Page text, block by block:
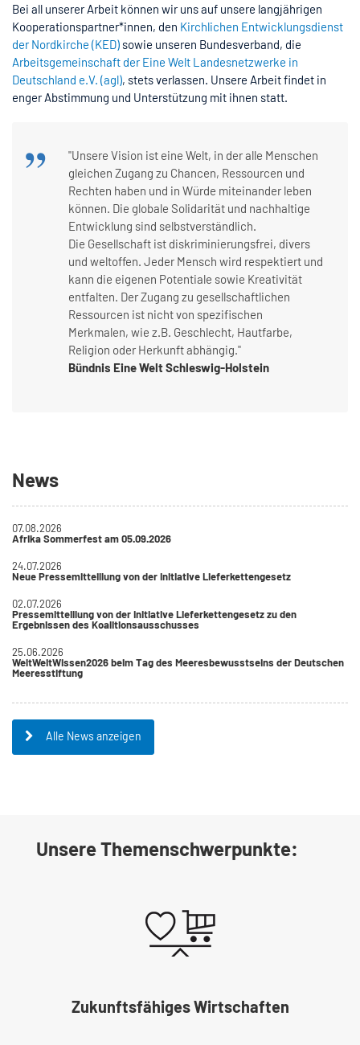
Bei all unserer Arbeit können wir uns auf unsere langjährigen
Kooperationspartner*innen, den Kirchlichen Entwicklungsdienst
der Nordkirche (KED) sowie unseren Bundesverband, die
Arbeitsgemeinschaft der Eine Welt Landesnetzwerke in
Deutschland e.V. (agl), stets verlassen. Unsere Arbeit findet in
enger Abstimmung und Unterstützung mit ihnen statt.
"Unsere Vision ist eine Welt, in der alle Menschen
gleichen Zugang zu Chancen, Ressourcen und
Rechten haben und in Würde miteinander leben
können. Die globale Solidarität und nachhaltige
Entwicklung sind selbstverständlich.
Die Gesellschaft ist diskriminierungsfrei, divers
und weltoffen. Jeder Mensch wird respektiert und
kann die eigenen Potentiale sowie Kreativität
entfalten. Der Zugang zu gesellschaftlichen
Ressourcen ist nicht von spezifischen
Merkmalen, wie z.B. Geschlecht, Hautfarbe,
Religion oder Herkunft abhängig."
Bündnis Eine Welt Schleswig-Holstein
,,
News
07.08.2026
Afrika Sommerfest am 05.09.2026
24.07.2026
Neue Pressemitteillung von der Initiative Lieferkettengesetz
02.07.2026
Pressemitteillung von der Initiative Lieferkettengesetz zu den
Ergebnissen des Koalitionsausschusses
25.06.2026
WeltWeitWissen2026 beim Tag des Meeresbewusstseins der Deutschen
Meeresstiftung
Alle News anzeigen
Unsere Themenschwerpunkte:
Globale Partnerschaften &